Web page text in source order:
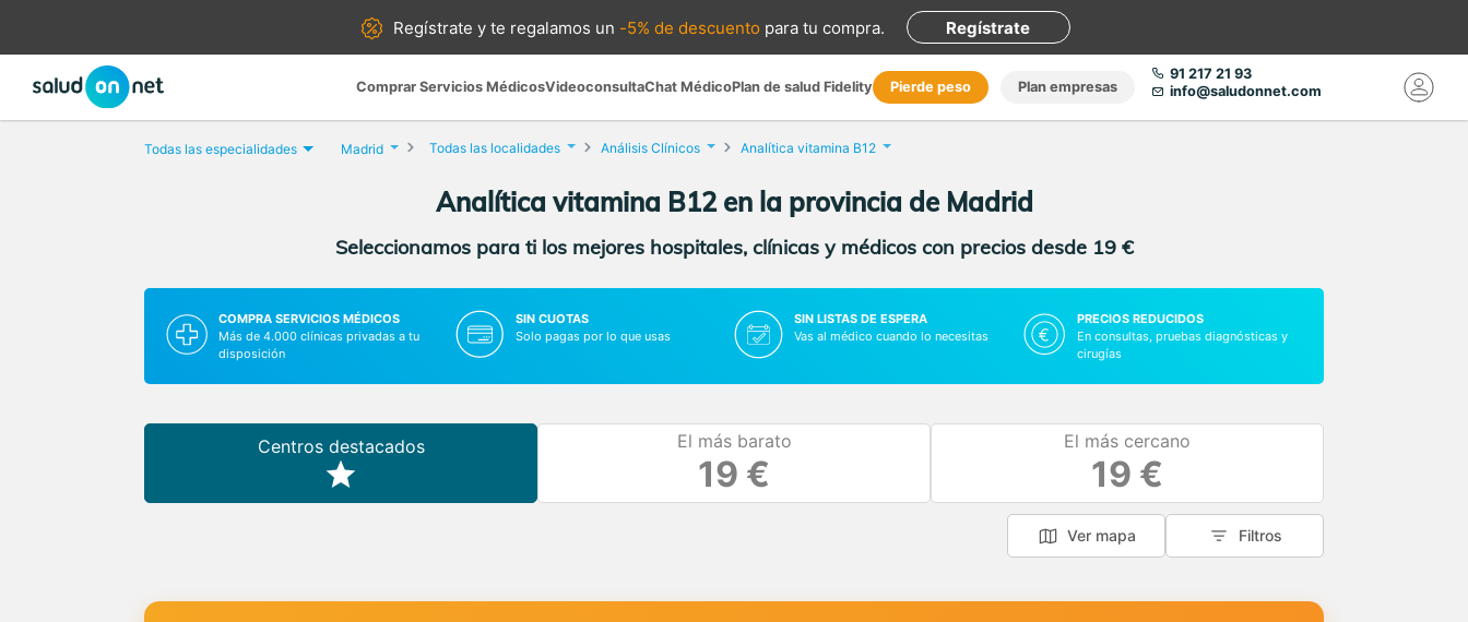
Regístrate yte regalamos un -5% de descuento para tu compra. Regístrate
Comprar Servicios MédicosVideoconsultaChat MédicoPlan de salud Fidelity Pierde peso Plan empresas
91 217 21 93
info@saludonnet.com
Todas las especialidades Madrid Todas las localidades Análisis Clínicos Analítica vitamina B12
Analítica vitamina B12 en la provincia de Madrid
Seleccionamos para ti los mejores hospitales, clínicas y médicos con precios desde 19 €
COMPRA SERVICIOS MÉDICOS
Más de 4.000 clínicas privadas a tu
disposición
SIN CUOTAS
Solo pagas por lo que usas
SIN LISTAS DE ESPERA
Vas al médico cuando lo necesitas
PRECIOS REDUCIDOS
En consultas, pruebas diagnósticas y
cirugías
Centros destacados El más barato
19 €
El más cercano
19 €
Ver mapa Filtros